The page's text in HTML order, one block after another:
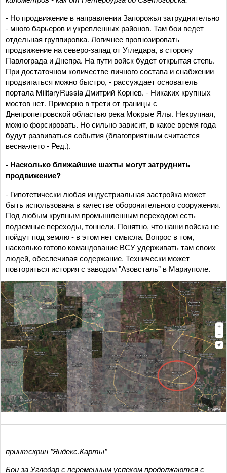
- Но продвижение в направлении Запорожья затруднительно
- много барьеров и укрепленных районов. Там бои ведет
отдельная группировка. Логичнее прогнозировать
продвижение на северо-запад от Угледара, в сторону
Павлограда и Днепра. На пути войск будет открытая степь.
При достаточном количестве личного состава и снабжении
продвигаться можно быстро, - рассуждает основатель
портала MilitaryRussia Дмитрий Корнев. - Никаких крупных
мостов нет. Примерно в трети от границы с
Днепропетровской областью река Мокрые Ялы. Некрупная,
можно форсировать. Но сильно зависит, в какое время года
будут развиваться события (благоприятным считается
весна-лето - Ред.).
- Насколько ближайшие шахты могут затруднить
продвижение?
- Гипотетически любая индустриальная застройка может
быть использована в качестве оборонительного сооружения.
Под любым крупным промышленным переходом есть
подземные переходы, тоннели. Понятно, что наши войска не
пойдут под землю - в этом нет смысла. Вопрос в том,
насколько готово командование ВСУ удерживать там своих
людей, обеспечивая содержание. Технически может
повториться история с заводом "Азовсталь" в Мариуполе.
принтскрин "Яндекс.Карты"
Бои за Угледар с переменным успехом продолжаются с